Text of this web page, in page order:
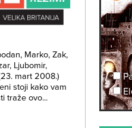
Marko, Zak,
Ljubomir,
mart 2008.)
stoji kako vam
traže ovo...